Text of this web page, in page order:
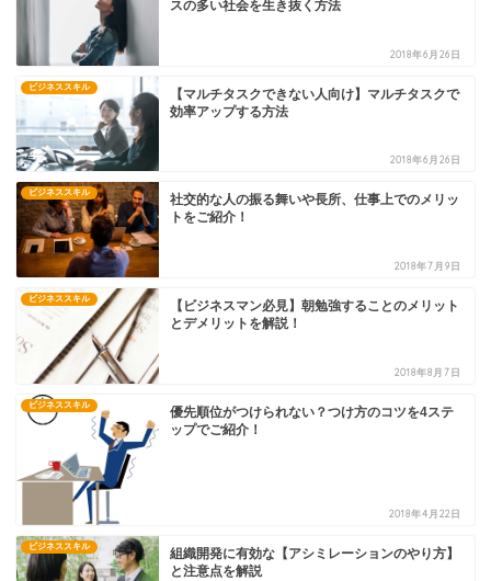
スの多い社会を生き抜く方法
2018年6月26日
ビジネススキル
【マルチタスクできない人向け】マルチタスクで
効率アップする方法
2018年6月26日
ビジネススキル
社交的な人の振る舞いや長所、仕事上でのメリッ
トをご紹介！
2018年7月9日
ビジネススキル
【ビジネスマン必見】朝勉強することのメリット
とデメリットを解説！
2018年8月7日
ビジネススキル
優先順位がつけられない？つけ方のコツを4ステ
ップでご紹介！
2018年4月22日
ビジネススキル
組織開発に有効な【アシミレーションのやり方】
と注意点を解説